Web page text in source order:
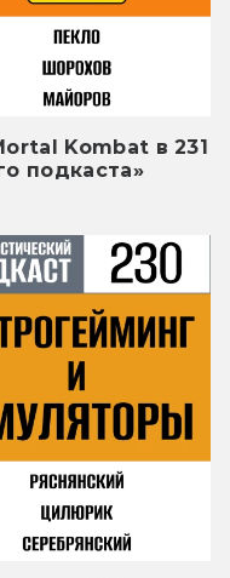
Kombat в 231
подкаста»